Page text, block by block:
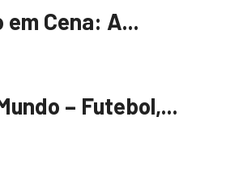
Cena: A...
– Futebol,...